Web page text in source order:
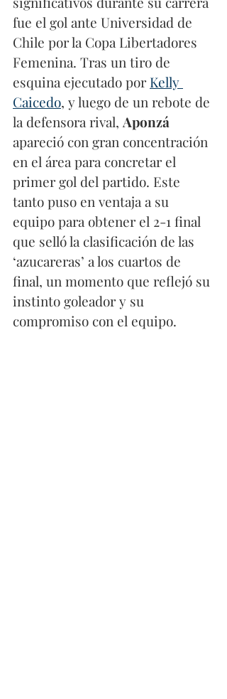
fue el gol ante Universidad de
Chile por la Copa Libertadores
Femenina. Tras un tiro de
esquina ejecutado por Kelly
Caicedo, y luego de un rebote de
la defensora rival, Aponzá
apareció con gran concentración
en el área para concretar el
primer gol del partido. Este
tanto puso en ventaja a su
equipo para obtener el 2-1 final
que selló la clasificación de las
‘azucareras’ a los cuartos de
final, un momento que reflejó su
instinto goleador y su
compromiso con el equipo.